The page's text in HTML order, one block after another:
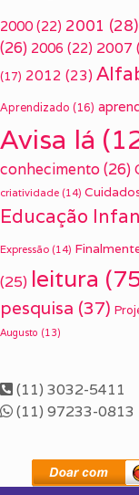
2000 (22) 2001 (28)
(26) 2006 (22) 2007
(17) 2012 (23)
Aprendizado (16)
Avisa lá
conhecimento(26)
criatividade (14)
Educação
Expressão (14)
(25) leitura
pesquisa (37)
Augusto (13)
(11) 3032-5411
(11) 97233-0813